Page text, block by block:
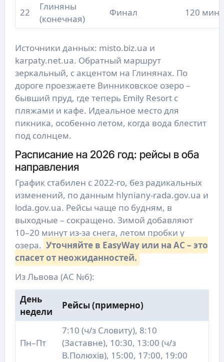
22
Глиняны
(конечная)
Финал 120 мин
Источники данных: misto.biz.ua и
karpaty.net.ua. Обратный маршрут
зеркальный, с акцентом на Глинянах. По
дороге проезжаете Винниковское озеро –
бывший пруд, где теперь Emily Resort с
пляжами и кафе. Идеальное место для
пикника, особенно летом, когда вода блестит
под солнцем.
Расписание на 2026 год: рейсы в оба
направления
График стабилен с 2022-го, без радикальных
изменений, по данным hlyniany-rada.gov.ua и
loda.gov.ua. Рейсы чаще по будням, в
выходные – сокращено. Зимой добавляют
10–20 минут из-за снега, летом пробки у
озера. Уточняйте в EasyWay или на АС – это
спасет от неожиданностей.
Из Львова (АС №6):
День
недели
Рейсы (примерно)
Пн–Пт
7:10 (ч/з Словиту), 8:10
(Заставне), 10:30, 13:00 (ч/з
В.Полюхів), 15:00, 17:00, 19:00